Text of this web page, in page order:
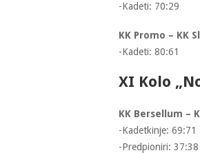
-Kadeti: 70:29
KK Promo – KK
-Kadeti: 80:61
XI Kolo
KK Bersellum –
-Kadetkinje: 69:71
-Predpioniri: 37:38